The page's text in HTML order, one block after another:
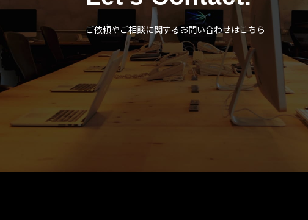
ご依頼やご相談に関するお問い合わせはこちら